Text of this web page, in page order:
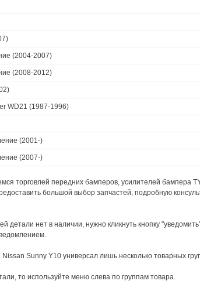
(2004-2007)
(2008-2012)
WD21 (1987-1996)
(2001-)
(2007-)
торговлей передних бамперов, усилителей бампера
большой выбор запчастей, подробную
детали нет в наличии, нужно кликнуть кнопку
Sunny Y10 универсал лишь несколько товарных
то используйте меню слева по группам товара.